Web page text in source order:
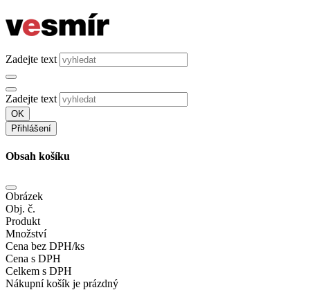
Zadejte text
Zadejte text
OK
Přihlášení
Obsah košíku
Obrázek
Obj. č.
Produkt
Množství
Cena bez DPH/ks
Cena s DPH
Celkem s DPH
Nákupní košík je prázdný